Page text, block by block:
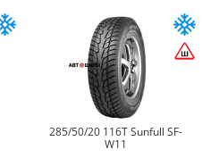
285/50/20 116T Sunfull SF-
W11